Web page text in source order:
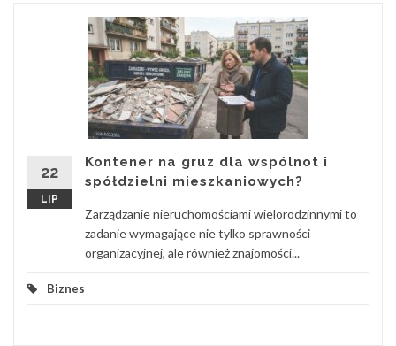
22
LIP
Kontener na gruz dla wspólnot i
spółdzielni mieszkaniowych?
Zarządzanie nieruchomościami wielorodzinnymi to
zadanie wymagające nie tylko sprawności
organizacyjnej, ale również znajomości...
Biznes